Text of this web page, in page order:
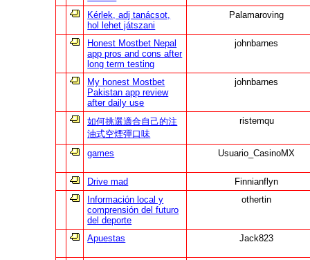
Kérlek, adj tanácsot,
hol lehet játszani
Palamaroving
Honest Mostbet Nepal
app pros and cons after
long term testing
johnbarnes
My honest Mostbet
Pakistan app review
after daily use
johnbarnes
如何挑選適合自己的注
油式空煙彈口味
ristemqu
games Usuario_CasinoMX
Drive mad
Finnianflyn
Información local y
comprensión del futuro
del deporte
othertin
Apuestas Jack823